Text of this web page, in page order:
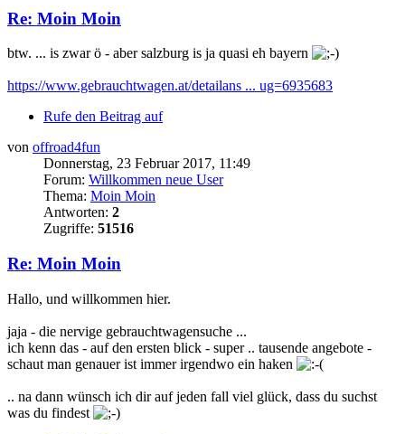
Re: Moin Moin
btw. ... is zwar ö - aber salzburg is ja quasi eh bayern
https://www.gebrauchtwagen.at/detailans ... ug=6935683
Rufe den Beitrag auf
von offroad4fun
Donnerstag, 23 Februar 2017, 11:49
Forum: Willkommen neue User
Thema: Moin Moin
Antworten: 2
Zugriffe: 51516
Re: Moin Moin
Hallo, und willkommen hier.
jaja - die nervige gebrauchtwagensuche ...
ich kenn das - auf den ersten blick - super .. tausende angebote -
schaut man genauer ist immer irgendwo ein haken
.. na dann wünsch ich dir auf jeden fall viel glück, dass du suchst
was du findest